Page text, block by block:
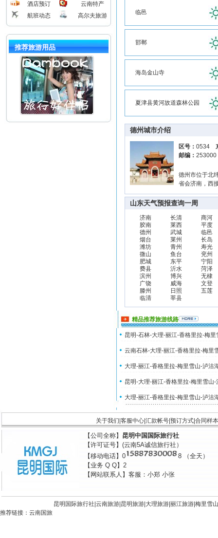
酒店预订
云南特产
航班动态
高尔夫旅游
推荐旅游用品
临邑
邯郸
海岛金山寺
夏津县黄河故道森林公园
德州城市介绍
区号： 0534
邮编：
德州市位于北
省会济南，西
山东天气预报查询一周
济南 长清
商河
胶南
莱西
平度
德州
武城
临邑
烟台
莱州
长岛
潍坊
青州
寿光
微山
鱼台
兖州
肥城
东平
宁阳
费县
沂水
菏泽
滨州
博兴
无棣
广饶
威海
文登
滕州
日照
五莲
临清
莘县
精品推荐旅游线路
昆明-石林-大理-丽江-香格里拉-梅
云南石林-大理-丽江-香格里拉-梅里
大理-丽江-香格里拉-梅里雪山-泸沽
昆明-大理-丽江-香格里拉-梅里雪山
大理-丽江-香格里拉-梅里雪山-泸沽
关于我们 客服中心 汇款帐号 预订方式 合同样本
【公司全称】 昆明中国国际旅行社
【许可证号】(云南5A诚信旅行社）
【移动电话】0
8 （全天）
【业务 Q Q】2
【网站联系人】客服：小郑 小张
昆明国际旅行社| 云南旅游 昆明旅游 大理旅游 丽江旅游 梅里雪山
推荐链接： 云南国旅